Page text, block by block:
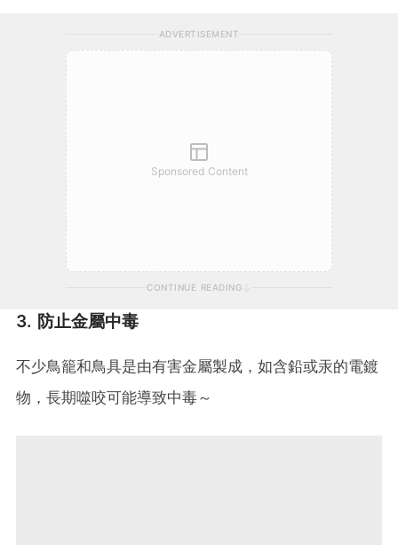
ADVERTISEMENT
Sponsored Content
CONTINUE READING
3. 防止金屬中毒
不少鳥籠和鳥具是由有害金屬製成，如含鉛或汞的電鍍
物，長期噬咬可能導致中毒～